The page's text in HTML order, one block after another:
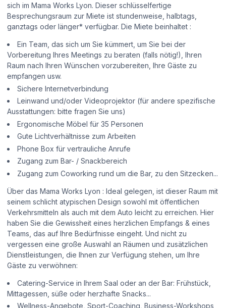
sich im Mama Works Lyon. Dieser schlüsselfertige
Besprechungsraum zur Miete ist stundenweise, halbtags,
ganztags oder länger* verfügbar. Die Miete beinhaltet :
Ein Team, das sich um Sie kümmert, um Sie bei der
Vorbereitung Ihres Meetings zu beraten (falls nötig!), Ihren
Raum nach Ihren Wünschen vorzubereiten, Ihre Gäste zu
empfangen usw.
Sichere Internetverbindung
Leinwand und/oder Videoprojektor (für andere spezifische
Ausstattungen: bitte fragen Sie uns)
Ergonomische Möbel für 35 Personen
Gute Lichtverhältnisse zum Arbeiten
Phone Box für vertrauliche Anrufe
Zugang zum Bar- / Snackbereich
Zugang zum Coworking rund um die Bar, zu den Sitzecken...
Über das Mama Works Lyon : Ideal gelegen, ist dieser Raum mit
seinem schlicht atypischen Design sowohl mit öffentlichen
Verkehrsmitteln als auch mit dem Auto leicht zu erreichen. Hier
haben Sie die Gewissheit eines herzlichen Empfangs & eines
Teams, das auf Ihre Bedürfnisse eingeht. Und nicht zu
vergessen eine große Auswahl an Räumen und zusätzlichen
Dienstleistungen, die Ihnen zur Verfügung stehen, um Ihre
Gäste zu verwöhnen:
Catering-Service in Ihrem Saal oder an der Bar: Frühstück,
Mittagessen, süße oder herzhafte Snacks...
Wellness-Angebote, Sport-Coaching, Business-Workshops